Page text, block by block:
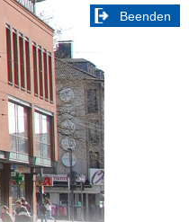
Beenden